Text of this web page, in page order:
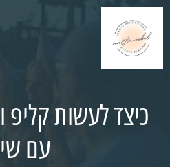
כיצד לעשות קליפ
עם